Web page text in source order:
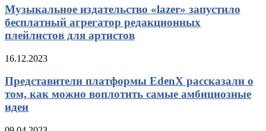
Музыкальное издательство «lazer» запустило
бесплатный агрегатор редакционных
плейлистов для артистов
16.12.2023
Представители платформы EdenX рассказали о
том, как можно воплотить самые амбициозные
идеи